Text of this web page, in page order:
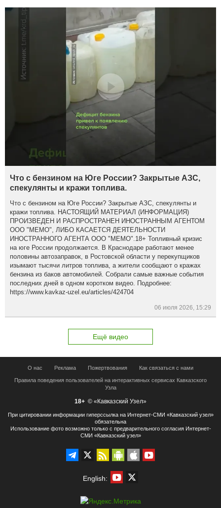
Что с бензином на Юге России? Закрытые АЗС,
спекулянты и кражи топлива.
Что с бензином на Юге России? Закрытые АЗС, спекулянты и
кражи топлива. НАСТОЯЩИЙ МАТЕРИАЛ (ИНФОРМАЦИЯ)
ПРОИЗВЕДЕН И РАСПРОСТРАНЕН ИНОСТРАННЫМ АГЕНТОМ
ООО "МЕМО", ЛИБО КАСАЕТСЯ ДЕЯТЕЛЬНОСТИ
ИНОСТРАННОГО АГЕНТА ООО "МЕМО".18+ Топливный кризис
на юге России продолжается. В Краснодаре работают менее
половины автозаправок, в Ростовской области у перекупщиков
изымают тысячи литров топлива, а жители сообщают о кражах
бензина из баков автомобилей. Собрали самые важные события
последних дней в одном коротком видео. Подробнее:
https://www.kavkaz-uzel.eu/articles/424704
06 июля 2026, 15:29
Ещё видео
О нас Реклама Пожертвования Как связаться с нами
Правила поведения пользователей на интерактивных сервисах Кавказского
Узла
18+ © «Кавказский Узел»
При цитировании информации гиперссылка на Интернет-СМИ «Кавказский узел»
обязательна
Использование фото возможно только с предварительного согласия Интернет-
СМИ «Кавказский узел»
English: